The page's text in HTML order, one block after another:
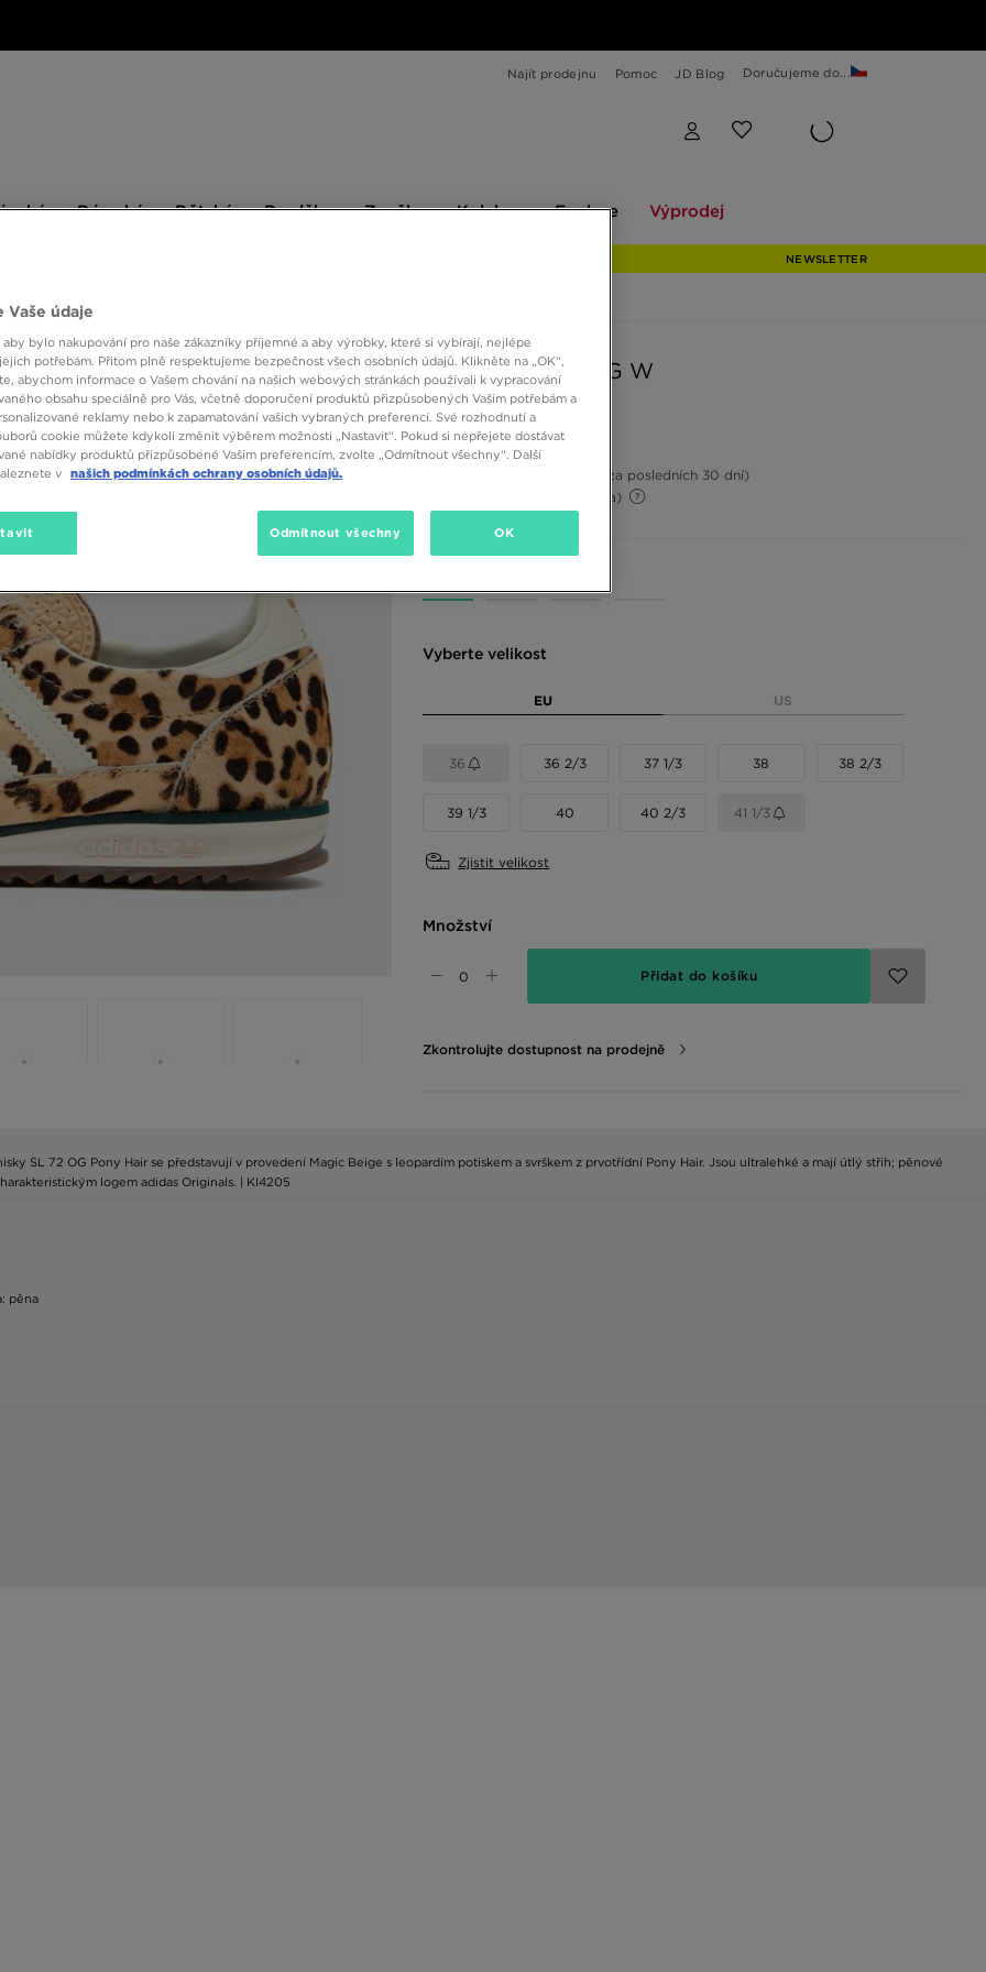
Najít prodejnu Pomoc JD Blog Doručujeme do...
Dámské Dětské Doplňky Značky Kolekce Explore Výprodej
NEWSLETTER
ADIDAS SL 72 OG W
1690 Kč
(Nejnižší cena za posledních 30 dní)
(Původní cena)
Vyberte velikost
EU US
36 36 2/3 37 1/3 38 38 2/3
39 1/3 40 40 2/3 41 1/3
Zjistit velikost
Množství
Přidat do košíku
Zkontrolujte dostupnost na prodejně
SL 72 OG Pony Hair se představují v provedení Magic Beige s leopardím potiskem a svrškem z prvotřídní Pony Hair. Jsou ultralehké a mají útlý střih; pěnové
logem adidas Originals. | KI4205
pěna
Vaše údaje
aby bylo nakupování pro naše zákazníky příjemné a aby výrobky, které si vybírají, nejlépe
potřebám. Přitom plně respektujeme bezpečnost všech osobních údajů. Klikněte na „OK“,
abychom informace o Vašem chování na našich webových stránkách používali k vypracování
obsahu speciálně pro Vás, včetně doporučení produktů přizpůsobených Vašim potřebám a
reklamy nebo k zapamatování vašich vybraných preferencí. Své rozhodnutí a
cookie můžete kdykoli změnit výběrem možnosti „Nastavit“. Pokud si nepřejete dostávat
nabídky produktů přizpůsobené Vašim preferencím, zvolte „Odmítnout všechny“. Další
v našich podmínkách ochrany osobních údajů.
Odmítnout všechny OK